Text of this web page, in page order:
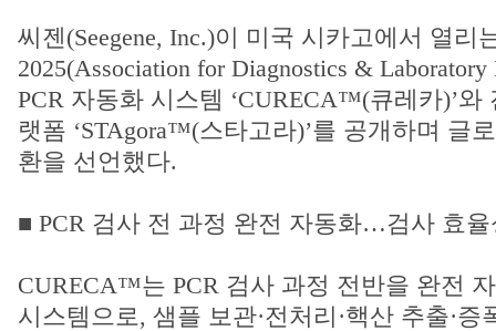
씨젠(Seegene, Inc.)이 미국 시카고에서 열리
2025(Association for Diagnostics &
PCR 자동화 시스템 ‘CURECA™(큐레카)’와
랫폼 ‘STAgora™(스타고라)’를 공개하며 글
환을 선언했다.
■ PCR 검사 전 과정 완전 자동화…검사 효
CURECA™는 PCR 검사 과정 전반을 완전
시스템으로, 샘플 보관·전처리·핵산 추출·증